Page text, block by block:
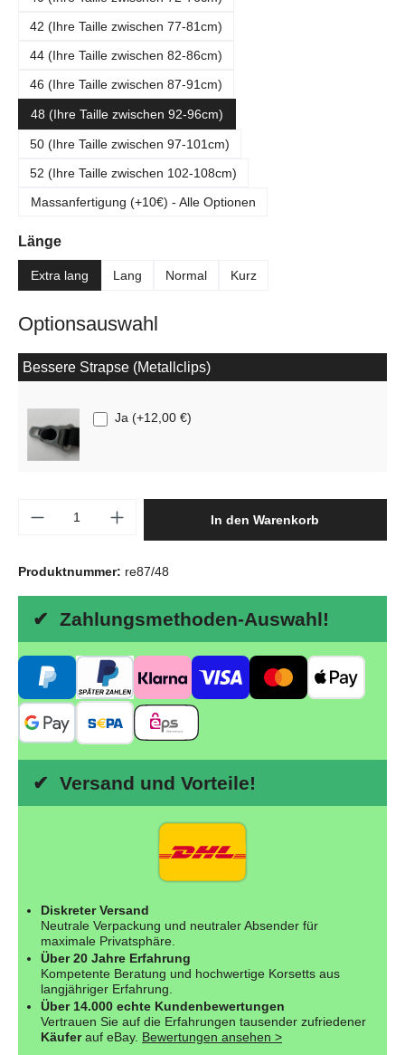
42 (Ihre Taille zwischen 77-81cm)
44 (Ihre Taille zwischen 82-86cm)
46 (Ihre Taille zwischen 87-91cm)
48 (Ihre Taille zwischen 92-96cm)
50 (Ihre Taille zwischen 97-101cm)
52 (Ihre Taille zwischen 102-108cm)
Massanfertigung (+10€) - Alle Optionen
Längeauswählen
Extra lang Lang Normal Kurz
Optionsauswahl
Bessere Strapse (Metallclips)
Ja (+12,00 €)
Produkt Anzahl: Gib den gewünschten
In den Warenkorb
Produktnummer: re87/48
✔ Zahlungsmethoden-Auswahl!
✔ Versand und Vorteile!
Diskreter Versand
Neutrale Verpackung und neutraler Absender für
maximale Privatsphäre.
Über 20 Jahre Erfahrung
Kompetente Beratung und hochwertige Korsetts aus
langjähriger Erfahrung.
Über 14.000 echte Kundenbewertungen
Vertrauen Sie auf die Erfahrungen tausender zufriedener
Käuferauf eBay. Bewertungen ansehen >